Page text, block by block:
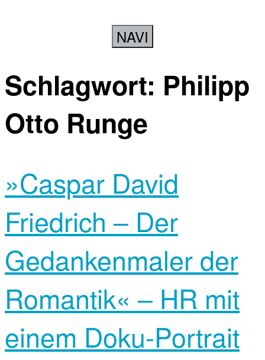
NAVI
Schlagwort: Philipp
Otto Runge
»Caspar David
Friedrich – Der
Gedankenmaler der
Romantik« – HR mit
einem Doku-Portrait